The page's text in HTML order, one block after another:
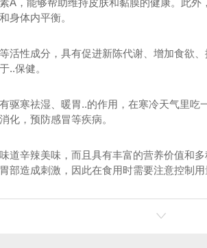
A，能够帮助维持皮肤和黏膜的健康。此
身体内平衡。
活性成分，具有促进新陈代谢、增加食欲
..保健。
驱寒祛湿、暖胃..的作用，在寒冷天气里
化，预防感冒等疾病。
道辛辣美味，而且具有丰富的营养价值和
部造成刺激，因此在食用时需要注意控制用